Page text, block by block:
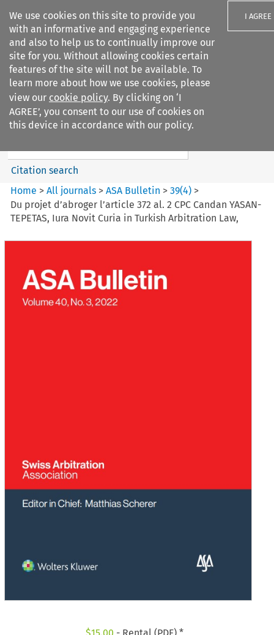
We use cookies on this site to provide you
with an informative and engaging experience
and also to help us to continually improve our
site for you. Without allowing cookies certain
features of the site will not be available. To
learn more about how we use cookies, please
view our cookie policy. By clicking on ‘I
AGREE’, you consent to our use of cookies on
this device in accordance with our policy.
I AGREE
Search filters
ASA Bulletin
Search content
Citation search
Home >All journals >ASA Bulletin >39(4) >
Du projet d’abroger l’article 372 al. 2 CPC Candan YASAN-
TEPETAS, Iura Novit Curia in Turkish Arbitration Law,